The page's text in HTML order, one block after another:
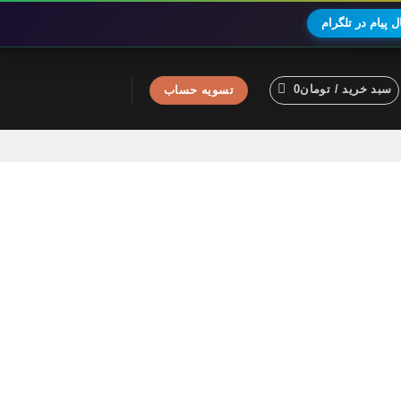
پیام در تلگرام
سبد خرید / تومان0 تسویه حساب